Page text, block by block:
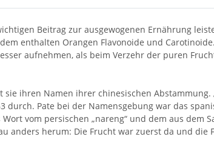
Beitrag zur ausgewogenen Ernährung
enthalten Orangen Flavonoide und
aufnehmen, als beim Verzehr der puren
ihren Namen ihrer chinesischen
durch. Pate bei der Namensgebung war das
vom persischen „nareng“ und dem aus dem
anders herum: Die Frucht war zuerst da und die